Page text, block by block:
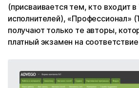
(присваивается тем, кто входит
исполнителей), «Профессионал»
получают только те авторы,
платный экзамен на